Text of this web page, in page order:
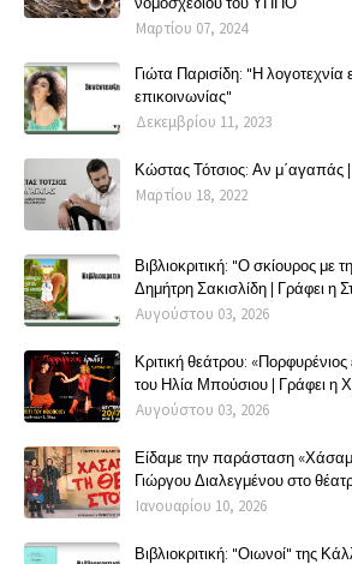
Μαρτίου 07, 2024
Γιώτα Παρισίδη: "Η λογοτεχνία
επικοινωνίας"
Δεκεμβρίου 11, 2023
Κώστας Τότσιος: Αν μ΄αγαπάς
Μαρτίου 18, 2022
Βιβλιοκριτική: "Ο σκίουρος με
Δημήτρη Σακισλίδη | Γράφει η
Αυγούστου 03, 2026
Κριτική θεάτρου:
του Ηλία Μπούσιου | Γράφει η
Αυγούστου 03, 2026
Είδαμε την παράσταση
Γιώργου Διαλεγμένου στο
Ιανουαρίου 10, 2026
Βιβλιοκριτική: "Οιωνοί" της